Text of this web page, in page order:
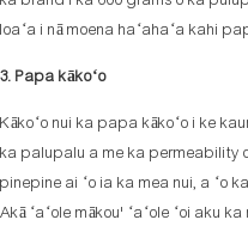
loaʻa i nā moena haʻahaʻa kahi
3. Papa kākoʻo
Kākoʻo nui ka papa kākoʻo i ke
ka palupalu a me ka permeability
pinepine ai ʻo ia ka mea nui, a ʻo
Akā ʻaʻole mākou' ʻaʻole ʻoi aku